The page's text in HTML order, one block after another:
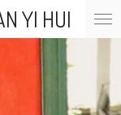
YI HUI